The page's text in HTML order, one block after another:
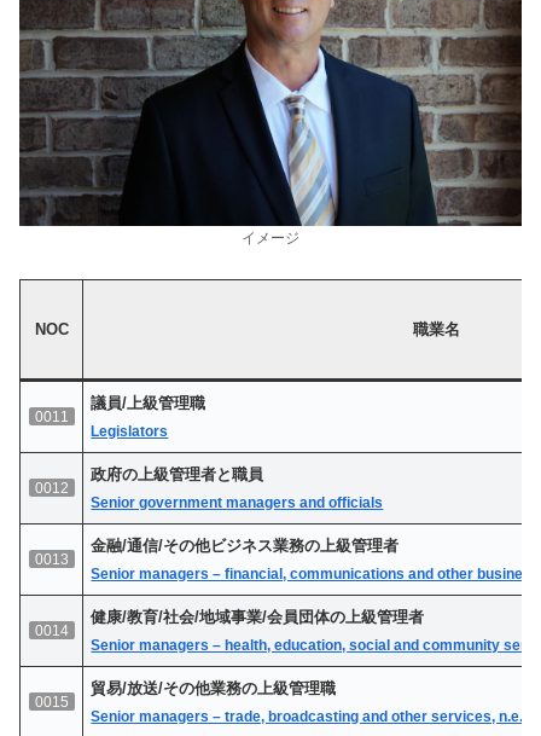
イメージ
NOC 職業名
0011
議員/上級管理職
Legislators
0012
政府の上級管理者と職員
Senior government managers and officials
0013
金融/通信/その他ビジネス業務の上級管理者
Senior managers – financial, communications and other
0014
健康/教育/社会/地域事業/会員団体の上級管理者
Senior managers – health, education, social and community
0015
貿易/放送/その他業務の上級管理職
Senior managers – trade, broadcasting and other services, n.e.c.